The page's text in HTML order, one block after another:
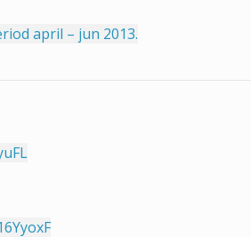
april – jun 2013.